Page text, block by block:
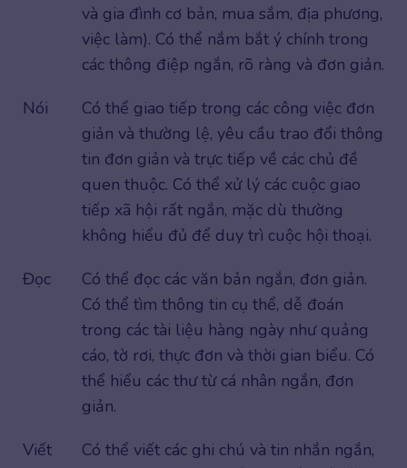
và gia đình cơ bản, mua sắm, địa phương,
việc làm). Có thể nắm bắt ý chính trong
các thông điệp ngắn, rõ ràng và đơn giản.
Nói
Có thể giao tiếp trong các công việc đơn
giản và thường lệ, yêu cầu trao đổi thông
tin đơn giản và trực tiếp về các chủ đề
quen thuộc. Có thể xử lý các cuộc giao
tiếp xã hội rất ngắn, mặc dù thường
không hiểu đủ để duy trì cuộc hội thoại.
Đọc
Có thể đọc các văn bản ngắn, đơn giản.
Có thể tìm thông tin cụ thể, dễ đoán
trong các tài liệu hàng ngày như quảng
cáo, tờ rơi, thực đơn và thời gian biểu. Có
thể hiểu các thư từ cá nhân ngắn, đơn
giản.
Viết
Có thể viết các ghi chú và tin nhắn ngắn,